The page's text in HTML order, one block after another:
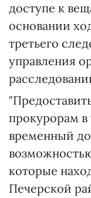
доступе к
основании
третьего
управления
прокурорам
временный
которые
Печерской